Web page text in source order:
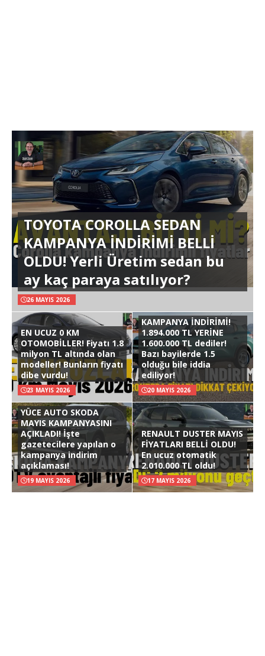
TOYOTA COROLLA SEDAN
KAMPANYA İNDİRİMİ BELLİ
OLDU! Yerli Üretim sedan bu
ay kaç paraya satılıyor?
26 MAYIS 2026
EN UCUZ 0 KM
OTOMOBİLLER! Fiyatı 1.8
milyon TL altında olan
modeller! Bunların fiyatı
dibe vurdu!
23 MAYIS 2026
KAMPANYA İNDİRİMİ!
1.894.000 TL YERİNE
1.600.000 TL dediler!
Bazı bayilerde 1.5
olduğu bile iddia
ediliyor!
20 MAYIS 2026
YÜCE AUTO SKODA
MAYIS KAMPANYASINI
AÇIKLADI! İşte
gazetecilere yapılan o
kampanya indirim
açıklaması!
19 MAYIS 2026
RENAULT DUSTER MAYIS
FİYATLARI BELLİ OLDU!
En ucuz otomatik
2.010.000 TL oldu!
17 MAYIS 2026